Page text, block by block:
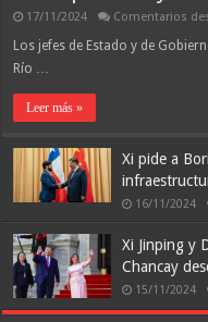
17/11/2024 Comentarios
Los jefes de Estado y de
Río …
Leer más »
Xi pide a
16/11/2024
Xi Jinping y
Chancay
15/11/2024